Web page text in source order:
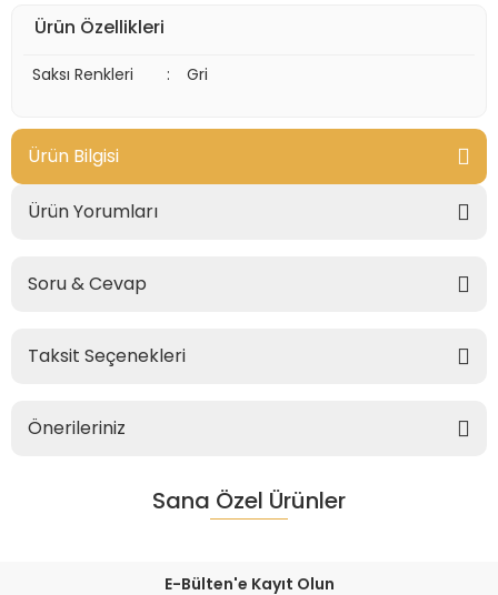
Ürün Özellikleri
Saksı Renkleri : Gri
Ürün Bilgisi
Ürün Yorumları
Soru & Cevap
Taksit Seçenekleri
Önerileriniz
Sana Özel Ürünler
E-Bülten'e Kayıt Olun